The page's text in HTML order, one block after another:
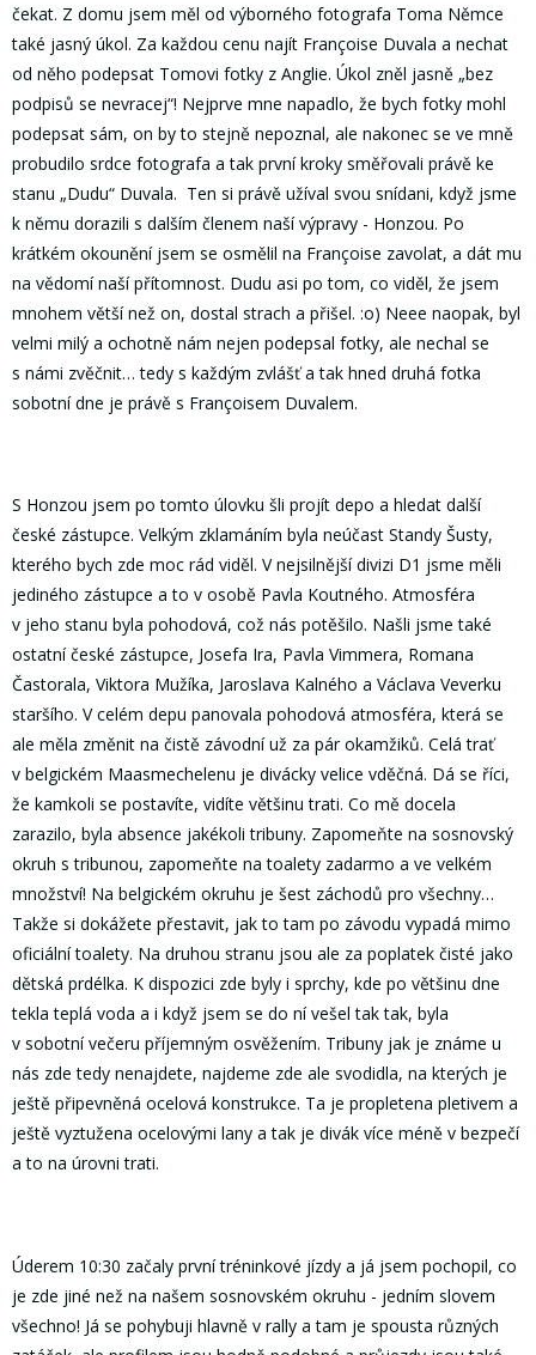
čekat. Z domu jsem měl od výborného fotografa Toma Němce
také jasný úkol. Za každou cenu najít Françoise Duvala a nechat
od něho podepsat Tomovi fotky z Anglie. Úkol zněl jasně „bez
podpisů se nevracej“! Nejprve mne napadlo, že bych fotky mohl
podepsat sám, on by to stejně nepoznal, ale nakonec se ve mně
probudilo srdce fotografa a tak první kroky směřovali právě ke
stanu „Dudu“ Duvala. Ten si právě užíval svou snídani, když jsme
k němu dorazili s dalším členem naší výpravy - Honzou. Po
krátkém okounění jsem se osmělil na Françoise zavolat, a dát mu
na vědomí naší přítomnost. Dudu asi po tom, co viděl, že jsem
mnohem větší než on, dostal strach a přišel. :o) Neee naopak, byl
velmi milý a ochotně nám nejen podepsal fotky, ale nechal se
s námi zvěčnit… tedy s každým zvlášť a tak hned druhá fotka
sobotní dne je právě s Françoisem Duvalem.
S Honzou jsem po tomto úlovku šli projít depo a hledat další
české zástupce. Velkým zklamáním byla neúčast Standy Šusty,
kterého bych zde moc rád viděl. V nejsilnější divizi D1 jsme měli
jediného zástupce a to v osobě Pavla Koutného. Atmosféra
v jeho stanu byla pohodová, což nás potěšilo. Našli jsme také
ostatní české zástupce, Josefa Ira, Pavla Vimmera, Romana
Častorala, Viktora Mužíka, Jaroslava Kalného a Václava Veverku
staršího. V celém depu panovala pohodová atmosféra, která se
ale měla změnit na čistě závodní už za pár okamžiků. Celá trať
v belgickém Maasmechelenu je divácky velice vděčná. Dá se říci,
že kamkoli se postavíte, vidíte většinu trati. Co mě docela
zarazilo, byla absence jakékoli tribuny. Zapomeňte na sosnovský
okruh s tribunou, zapomeňte na toalety zadarmo a ve velkém
množství! Na belgickém okruhu je šest záchodů pro všechny…
Takže si dokážete přestavit, jak to tam po závodu vypadá mimo
oficiální toalety. Na druhou stranu jsou ale za poplatek čisté jako
dětská prdélka. K dispozici zde byly i sprchy, kde po většinu dne
tekla teplá voda a i když jsem se do ní vešel tak tak, byla
v sobotní večeru příjemným osvěžením. Tribuny jak je známe u
nás zde tedy nenajdete, najdeme zde ale svodidla, na kterých je
ještě připevněná ocelová konstrukce. Ta je propletena pletivem a
ještě vyztužena ocelovými lany a tak je divák více méně v bezpečí
a to na úrovni trati.
Úderem 10:30 začaly první tréninkové jízdy a já jsem pochopil, co
je zde jiné než na našem sosnovském okruhu - jedním slovem
všechno! Já se pohybuji hlavně v rally a tam je spousta různých